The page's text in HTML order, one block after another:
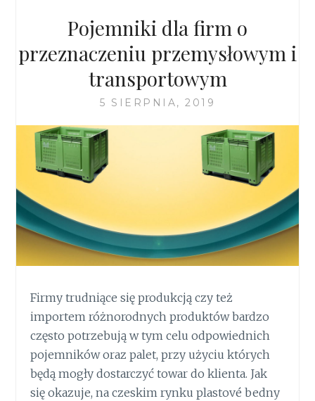
Pojemniki dla firm o
przeznaczeniu przemysłowym i
transportowym
5 SIERPNIA, 2019
Firmy trudniące się produkcją czy też
importem różnorodnych produktów bardzo
często potrzebują w tym celu odpowiednich
pojemników oraz palet, przy użyciu których
będą mogły dostarczyć towar do klienta. Jak
się okazuje, na czeskim rynku plastové bedny